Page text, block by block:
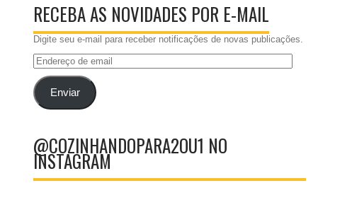
RECEBA AS NOVIDADES POR E-MAIL
Digite seu e-mail para receber notificações de novas publicações.
Endereço
emailEnviar
@COZINHANDOPARA2OU1 NO
INSTAGRAM